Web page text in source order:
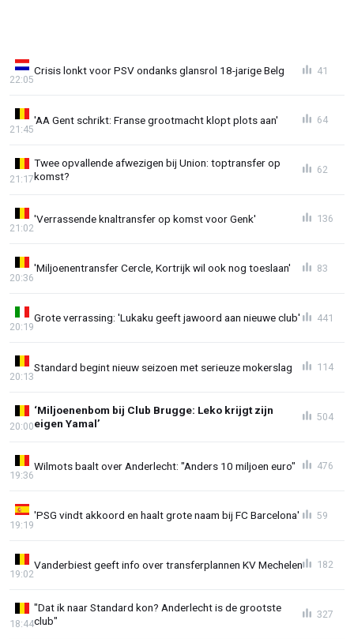
Crisis lonkt voor PSV ondanks glansrol 18-jarige Belg
22:05
41
'AA Gent schrikt: Franse grootmacht klopt plots aan'
21:45
64
Twee opvallende afwezigen bij Union: toptransfer op
komst?
21:17
62
'Verrassende knaltransfer op komst voor Genk'
21:02
136
'Miljoenentransfer Cercle, Kortrijk wil ook nog toeslaan'
20:36
83
Grote verrassing: 'Lukaku geeft jawoord aan nieuwe club'
20:19
441
Standard begint nieuw seizoen met serieuze mokerslag
20:13
114
‘Miljoenenbom bij Club Brugge: Leko krijgt zijn
eigen Yamal’
20:00
504
Wilmots baalt over Anderlecht: "Anders 10 miljoen euro"
19:36
476
'PSG vindt akkoord en haalt grote naam bij FC Barcelona'
19:19
59
Vanderbiest geeft info over transferplannen KV Mechelen
19:02
182
"Dat ik naar Standard kon? Anderlecht is de grootste
club"
18:44
327